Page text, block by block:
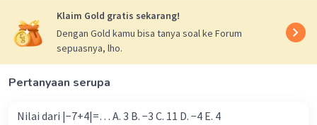
Beri Rating Balas
Klaim Gold gratis sekarang!
Dengan Gold kamu bisa tanya soal ke Forum
sepuasnya, lho.
Pertanyaan serupa
Nilai dari |−7+4|=… A. 3 B. −3 C. 11 D. −4 E. 4